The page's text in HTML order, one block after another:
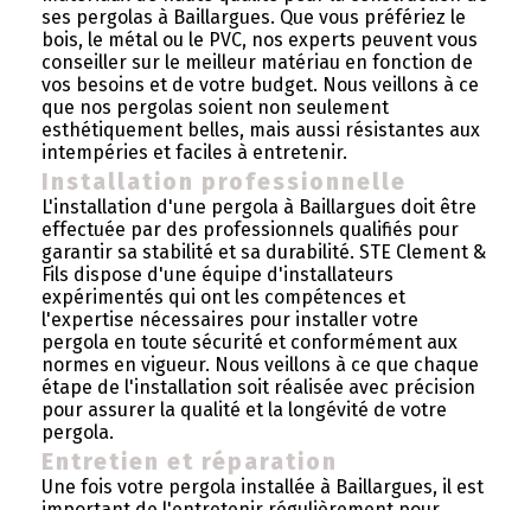
ses pergolas à Baillargues. Que vous préfériez le
bois, le métal ou le PVC, nos experts peuvent vous
conseiller sur le meilleur matériau en fonction de
vos besoins et de votre budget. Nous veillons à ce
que nos pergolas soient non seulement
esthétiquement belles, mais aussi résistantes aux
intempéries et faciles à entretenir.
Installation professionnelle
L'installation d'une pergola à Baillargues doit être
effectuée par des professionnels qualifiés pour
garantir sa stabilité et sa durabilité. STE Clement &
Fils dispose d'une équipe d'installateurs
expérimentés qui ont les compétences et
l'expertise nécessaires pour installer votre
pergola en toute sécurité et conformément aux
normes en vigueur. Nous veillons à ce que chaque
étape de l'installation soit réalisée avec précision
pour assurer la qualité et la longévité de votre
pergola.
Entretien et réparation
Une fois votre pergola installée à Baillargues, il est